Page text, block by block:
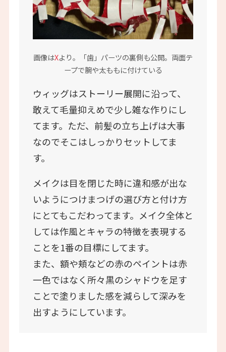
画像はXより。「歯」パーツの裏側も公開。両面テ
ープで腕や太ももに付けている
ウィッグはストーリー展開に沿って、
敢えて毛量抑えめで少し雑な作りにし
てます。ただ、前髪の立ち上げは大事
なのでそこはしっかりセットしてま
す。
メイクは目を閉じた時に違和感が出な
いようにつけまつげの選び方と付け方
にとてもこだわってます。メイク全体と
しては作風とキャラの特徴を表現する
ことを1番の目標にしてます。
また、額や頬などの赤のペイントは赤
一色ではなく所々黒のシャドウを足す
ことで塗りました感を減らして深みを
出すようにしています。